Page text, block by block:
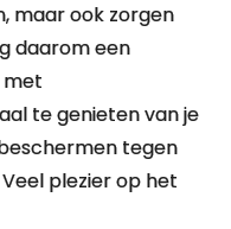
maar ook zorgen
daarom een
met
te genieten van je
tegen
plezier op het